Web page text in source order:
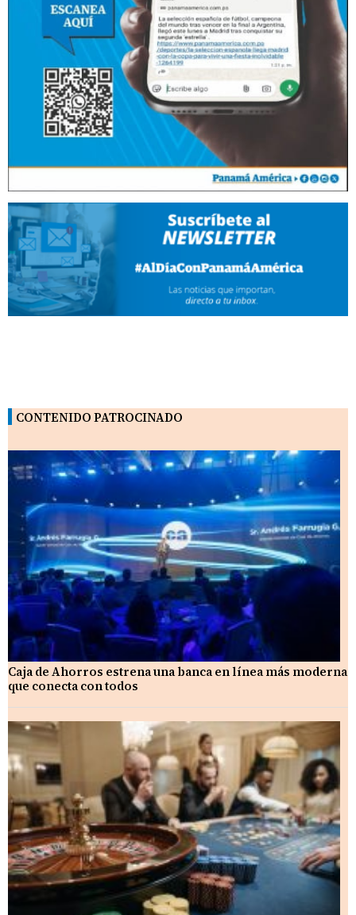
CONTENIDO PATROCINADO
Caja de Ahorros estrena una banca en línea más moderna
que conecta con todos